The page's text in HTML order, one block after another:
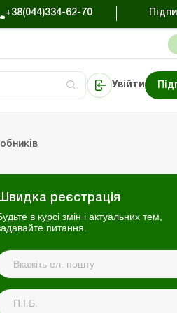
+38(044)334-62-70
Увійти
реєстрація
в курсі змін і актуальних тем,
питання.